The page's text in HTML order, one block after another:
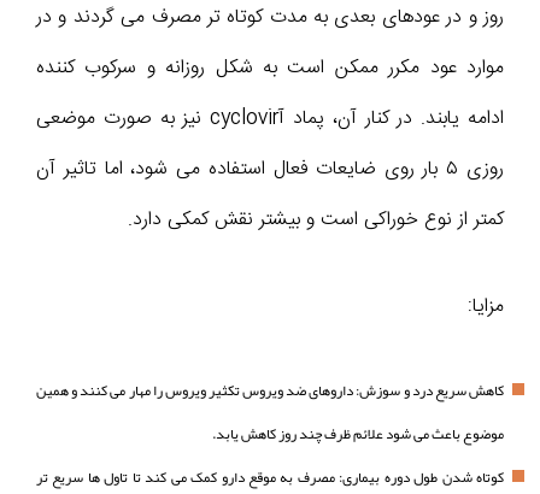
روز و در عودهای بعدی به مدت کوتاه تر مصرف می گردند و در
موارد عود مکرر ممکن است به شکل روزانه و سرکوب کننده
ادامه یابند. در کنار آن، پماد آcyclovir نیز به صورت موضعی
روزی ۵ بار روی ضایعات فعال استفاده می شود، اما تاثیر آن
کمتر از نوع خوراکی است و بیشتر نقش کمکی دارد.
مزایا:
کاهش سریع درد و سوزش: داروهای ضد ویروس تکثیر ویروس را مهار می کنند و همین
موضوع باعث می شود علائم ظرف چند روز کاهش یابد.
کوتاه شدن طول دوره بیماری: مصرف به موقع دارو کمک می کند تا تاول ها سریع تر